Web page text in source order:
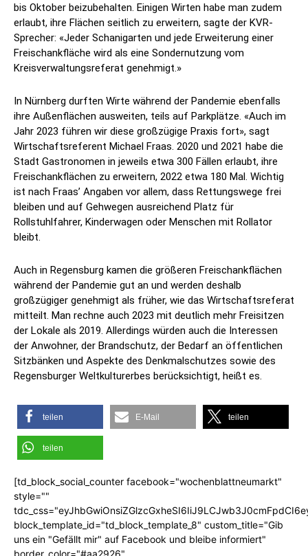
bis Oktober beizubehalten. Einigen Wirten habe man zudem
erlaubt, ihre Flächen seitlich zu erweitern, sagte der KVR-
Sprecher: «Jeder Schanigarten und jede Erweiterung einer
Freischankfläche wird als eine Sondernutzung vom
Kreisverwaltungsreferat genehmigt.»
In Nürnberg durften Wirte während der Pandemie ebenfalls
ihre Außenflächen ausweiten, teils auf Parkplätze. «Auch im
Jahr 2023 führen wir diese großzügige Praxis fort», sagt
Wirtschaftsreferent Michael Fraas. 2020 und 2021 habe die
Stadt Gastronomen in jeweils etwa 300 Fällen erlaubt, ihre
Freischankflächen zu erweitern, 2022 etwa 180 Mal. Wichtig
ist nach Fraas’ Angaben vor allem, dass Rettungswege frei
bleiben und auf Gehwegen ausreichend Platz für
Rollstuhlfahrer, Kinderwagen oder Menschen mit Rollator
bleibt.
Auch in Regensburg kamen die größeren Freischankflächen
während der Pandemie gut an und werden deshalb
großzügiger genehmigt als früher, wie das Wirtschaftsreferat
mitteilt. Man rechne auch 2023 mit deutlich mehr Freisitzen
der Lokale als 2019. Allerdings würden auch die Interessen
der Anwohner, der Brandschutz, der Bedarf an öffentlichen
Sitzbänken und Aspekte des Denkmalschutzes sowie des
Regensburger Weltkulturerbes berücksichtigt, heißt es.
teilen E-Mail teilen
teilen
[td_block_social_counter facebook="wochenblattneumarkt"
style=""
block_template_id="td_block_template_8" custom_title="Gib
uns ein "Gefällt mir" auf Facebook und bleibe informiert"
border_color="#aa2926"